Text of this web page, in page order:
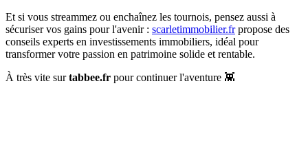
Et si vous streammez ou enchaînez les tournois, pensez aussi à
sécuriser vos gains pour l'avenir : scarletimmobilier.frpropose des
conseils experts en investissements immobiliers, idéal pour
transformer votre passion en patrimoine solide et rentable.
À très vite surtabbee.fr pour continuer l'aventure 👾